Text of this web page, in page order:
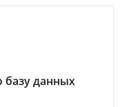
базу данных